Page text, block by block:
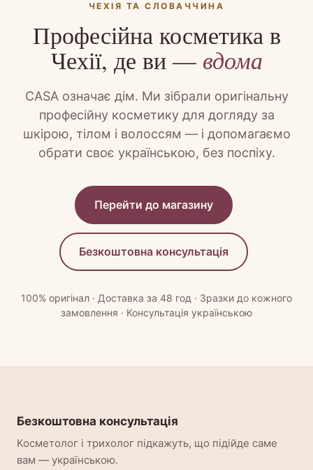
ЧЕХІЯ ТА СЛОВАЧЧИНА
Професійна косметика в
Чехії, де ви — вдома
CASA означає дім. Ми зібрали оригінальну
професійну косметику для догляду за
шкірою, тілом і волоссям — і допомагаємо
обрати своє українською, без поспіху.
Перейти до магазину
Безкоштовна консультація
100% оригінал · Доставка за 48 год · Зразки до кожного
замовлення · Консультація українською
Безкоштовна консультація
Косметолог і трихолог підкажуть, що підійде саме
вам — українською.